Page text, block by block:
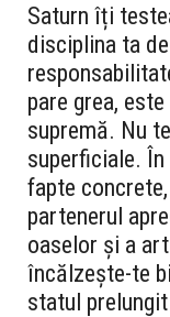
Saturn îți
disciplina ta
pare grea,
supremă. Nu
superficiale.
fapte
partenerul
oaselor și a
încălzește-te
statul